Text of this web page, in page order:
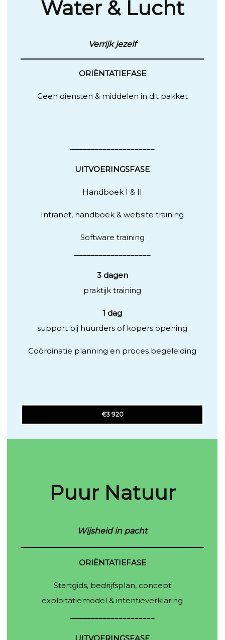
Water & Lucht
Verrijk jezelf
ORIËNTATIEFASE
Geen diensten & middelen in dit pakket
UITVOERINGSFASE
Handboek I & II
Intranet, handboek & website training
Software training
3 dagen
praktijk training
1 dag
support bij huurders of kopers opening
Coördinatie planning en proces begeleiding
€3 920
Puur Natuur
Wijsheid in pacht
ORIËNTATIEFASE
Startgids, bedrijfsplan, concept
exploitatiemodel & intentieverklaring